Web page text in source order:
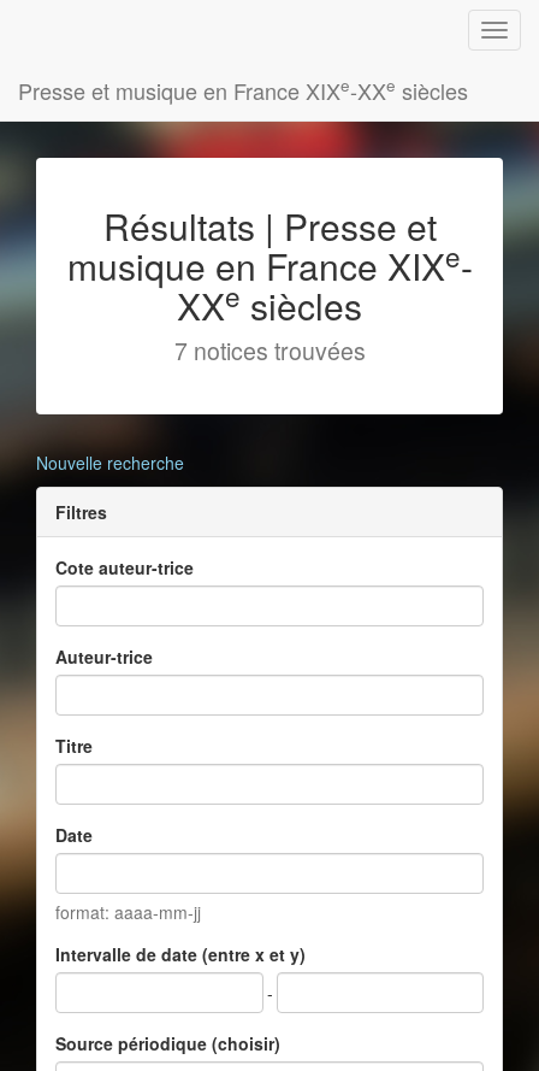
Presse et musique en France XIXe-XXe siècles
Résultats | Presse et
musique en France XIXe-
XXe siècles
7 notices trouvées
Nouvelle recherche
Filtres
Cote auteur-trice
Auteur-trice
Titre
Date
format: aaaa-mm-jj
Intervalle de date (entre x et y)
-
Source périodique (choisir)